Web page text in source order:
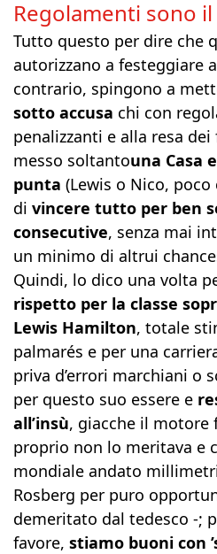
Regolamenti sono
Tutto questo per dire che
autorizzano a festeggiare
contrario, spingono a
sotto accusa chi con
penalizzanti e alla resa
messo soltantouna Casa
punta (Lewis o Nico,
di vincere tutto per ben
consecutive, senza mai
un minimo di altrui
Quindi, lo dico una volta
rispetto per la classe
Lewis Hamilton, totale
palmarés e per una
priva d’errori marchiani o
per questo suo essere e
all’insù, giacche il motore
proprio non lo meritava e
mondiale andato
Rosberg per puro
demeritato dal tedesco -;
favore, stiamo buoni con